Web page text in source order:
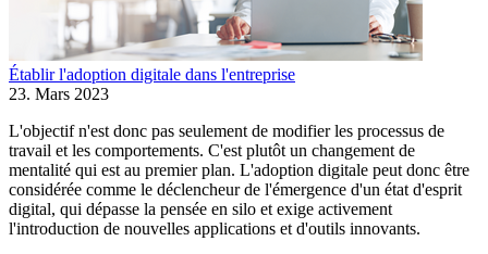
Établir l'adoption digitale dans l'entreprise
23. Mars 2023
L'objectif n'est donc pas seulement de modifier les processus de
travail et les comportements. C'est plutôt un changement de
mentalité qui est au premier plan. L'adoption digitale peut donc être
considérée comme le déclencheur de l'émergence d'un état d'esprit
digital, qui dépasse la pensée en silo et exige activement
l'introduction de nouvelles applications et d'outils innovants.